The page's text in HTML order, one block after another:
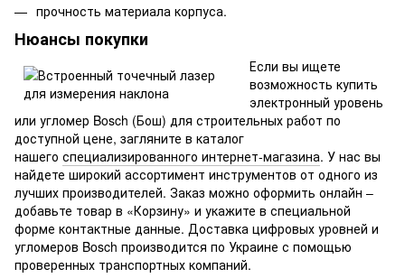
прочность материала корпуса.
Нюансы покупки
Если вы ищете
возможность купить
электронный уровень
или угломер Bosch (Бош) для строительных работ по
доступной цене, загляните в каталог
нашего специализированного интернет-магазина. У нас вы
найдете широкий ассортимент инструментов от одного из
лучших производителей. Заказ можно оформить онлайн –
добавьте товар в «Корзину» и укажите в специальной
форме контактные данные. Доставка цифровых уровней и
угломеров Bosch производится по Украине с помощью
проверенных транспортных компаний.